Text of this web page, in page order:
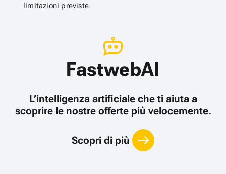
limitazioni previste.
FastwebAI
L’intelligenza artificiale che ti aiuta a
scoprire le nostre offerte più velocemente.
Scopri di più